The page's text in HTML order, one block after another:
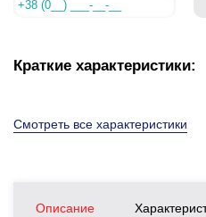
Краткие характеристики:
Смотреть все характеристики
Описание